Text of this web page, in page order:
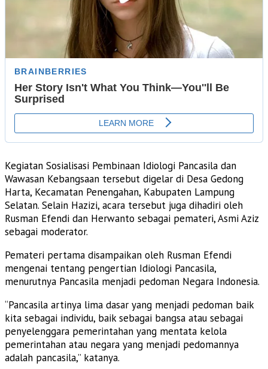
Kegiatan Sosialisasi Pembinaan Idiologi Pancasila dan
Wawasan Kebangsaan tersebut digelar di Desa Gedong
Harta, Kecamatan Penengahan, Kabupaten Lampung
Selatan. Selain Hazizi, acara tersebut juga dihadiri oleh
Rusman Efendi dan Herwanto sebagai pemateri, Asmi Aziz
sebagai moderator.
Pemateri pertama disampaikan oleh Rusman Efendi
mengenai tentang pengertian Idiologi Pancasila,
menurutnya Pancasila menjadi pedoman Negara Indonesia.
“Pancasila artinya lima dasar yang menjadi pedoman baik
kita sebagai individu, baik sebagai bangsa atau sebagai
penyelenggara pemerintahan yang mentata kelola
pemerintahan atau negara yang menjadi pedomannya
adalah pancasila,” katanya.